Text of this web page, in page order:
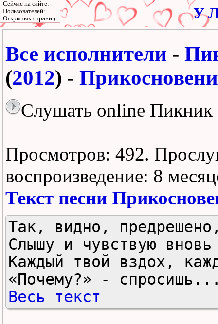
У
Все исполнители -
(2012) -
Слушать online Пикник
Просмотров: 492.
воспроизведение: 8
Текст песни
Так, видно,
Слышу и чувствую вновь
Каждый твой вздох,
«Почему?» -
Весь текст
Сейчас на сайте:
Пользователей:
Открытых страниц: